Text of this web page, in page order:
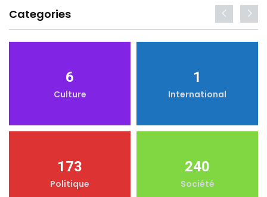
Categories
6
Culture
1
International
173
Politique
240
Société